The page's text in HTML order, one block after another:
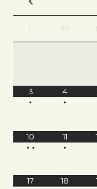
L M
3
•
4
•
10
• •
11
•
17
18